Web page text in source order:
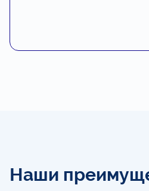
Наши